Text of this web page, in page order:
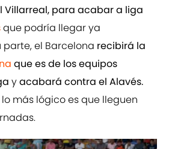
Villarreal, para acabar a liga
que podría llegar ya
parte, el Barcelona recibirá la
que es de los equipos
yacabará contra el Alavés.
más lógico es que lleguen